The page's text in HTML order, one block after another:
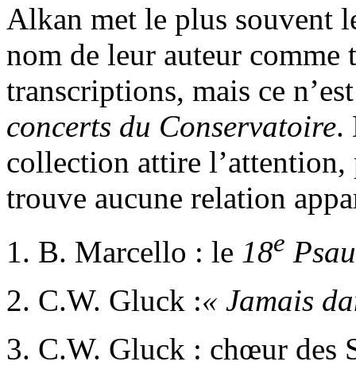
Alkan met le plus souvent
nom de leur auteur comme
transcriptions, mais ce
concerts du Conservatoire.
collection attire l’attention,
trouve aucune relation
1. B. Marcello : le 18e
2. C.W. Gluck :« Jamais
3. C.W. Gluck : chœur des